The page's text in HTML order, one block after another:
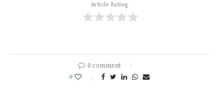
Article Rating
0 comment
0